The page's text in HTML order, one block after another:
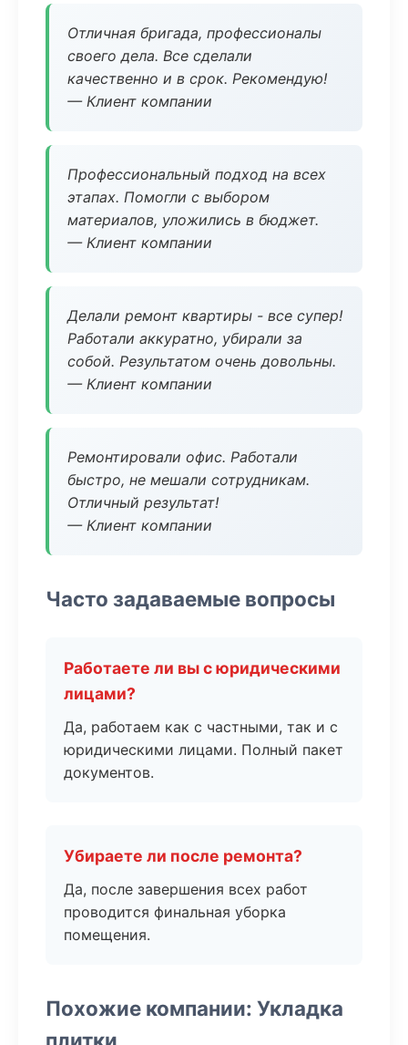
Отличная бригада, профессионалы
своего дела. Все сделали
качественно и в срок. Рекомендую!
— Клиент компании
Профессиональный подход на всех
этапах. Помогли с выбором
материалов, уложились в бюджет.
— Клиент компании
Делали ремонт квартиры - все супер!
Работали аккуратно, убирали за
собой. Результатом очень довольны.
— Клиент компании
Ремонтировали офис. Работали
быстро, не мешали сотрудникам.
Отличный результат!
— Клиент компании
Часто задаваемые вопросы
Работаете ли вы с юридическими
лицами?
Да, работаем как с частными, так и с
юридическими лицами. Полный пакет
документов.
Убираете ли после ремонта?
Да, после завершения всех работ
проводится финальная уборка
помещения.
Похожие компании: Укладка
плитки